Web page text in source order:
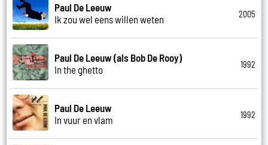
Paul De Leeuw
Ik zou wel eens willen weten
2005
Paul De Leeuw (als Bob De Rooy)
In the ghetto
1992
Paul De Leeuw
In vuur en vlam
1992